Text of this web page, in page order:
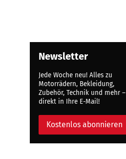
Newsletter
Jede Woche neu! Alles zu
Motorrädern, Bekleidung,
Zubehör, Technik und mehr –
direkt in Ihre E-Mail!
Kostenlos abonnieren